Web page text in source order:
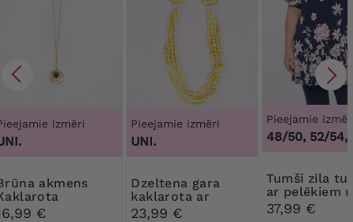
izmēri
€
Pieejamie izmēri
UNI.
Dzeltena gara
kaklarota ar
ziediem
23,99 €
Pieejamie
48/50, 52/54,
Tumši zila tunika
ar pelēkiem
rozā ziediem
37,99 €